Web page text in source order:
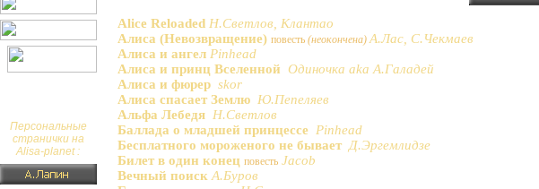
Alice Reloaded Н.Светлов, Клантао
Алиса (Невозвращение) повесть (неокончена) А.Лас, С.Чекмаев
Алиса и ангел Pinhead
Алиса и принц Вселенной Одиночка aka А.Галадей
Алиса и фюрер skor
Алиса спасает Землю Ю.Пепеляев
Альфа Лебедя Н.Светлов
Баллада о младшей принцессе Pinhead
Бесплатного мороженого не бывает Д.Эргемлидзе
Билет в один конец повесть Jacob
Вечный поиск А.Буров
Персональные
странички на
Alisa-planet :